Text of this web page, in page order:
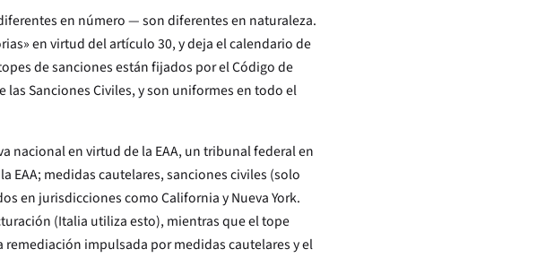
en número — son diferentes en naturaleza.
en virtud del artículo 30, y deja el calendario de
de sanciones están fijados por el Código de
Sanciones Civiles, y son uniformes en todo el
nacional en virtud de la EAA, un tribunal federal en
medidas cautelares, sanciones civiles (solo
en jurisdicciones como California y Nueva York.
(Italia utiliza esto), mientras que el tope
impulsada por medidas cautelares y el